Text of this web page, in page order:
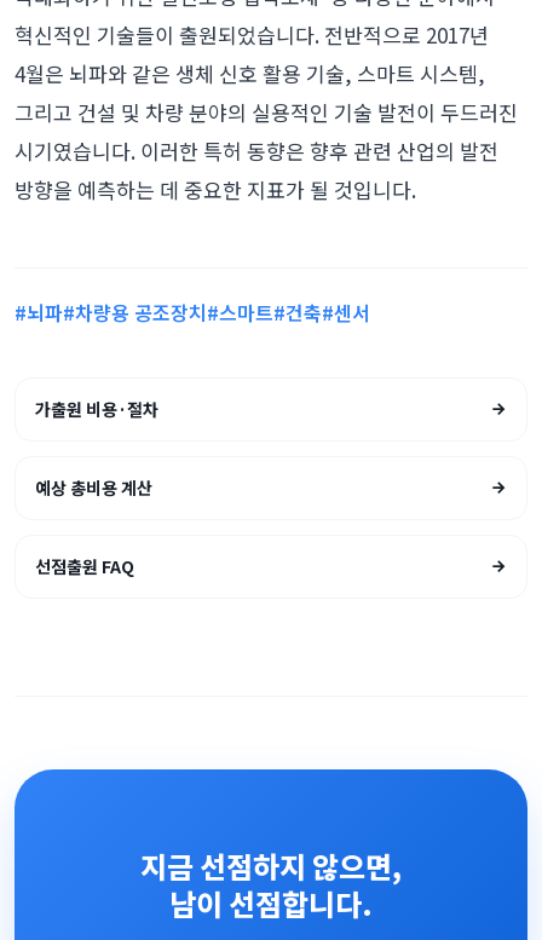
혁신적인 기술들이 출원되었습니다. 전반적으로 2017년
4월은 뇌파와 같은 생체 신호 활용 기술, 스마트 시스템,
그리고 건설 및 차량 분야의 실용적인 기술 발전이 두드러진
시기였습니다. 이러한 특허 동향은 향후 관련 산업의 발전
방향을 예측하는 데 중요한 지표가 될 것입니다.
#뇌파#차량용 공조장치#스마트#건축#센서
가출원 비용·절차
예상 총비용 계산
선점출원 FAQ
지금 선점하지 않으면,
남이 선점합니다.